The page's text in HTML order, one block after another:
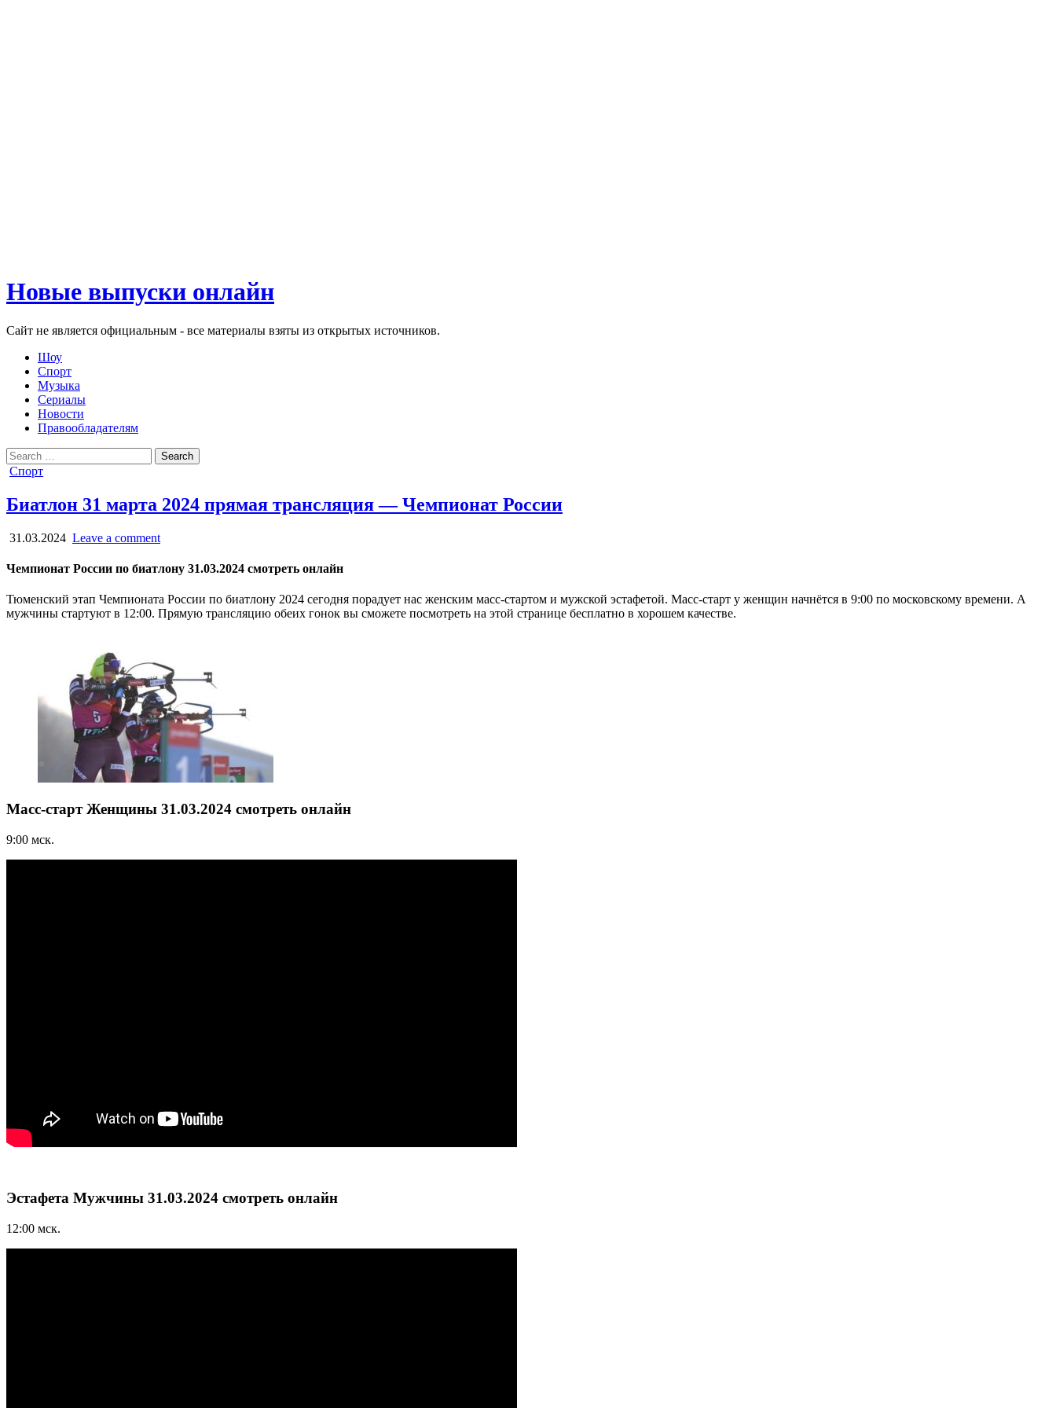
Новые выпуски онлайн
Сайт не является официальным - все материалы взяты из открытых источников.
Шоу
Спорт
Музыка
Сериалы
Новости
Правообладателям
Search
for:
Posted
Спорт
Биатлон 31 марта 2024 прямая трансляция — Чемпионат России
31.03.2024 Leave a comment
Чемпионат России по биатлону 31.03.2024 смотреть онлайн
Тюменский этап Чемпионата России по биатлону 2024 сегодня порадует нас женским масс-стартом и мужской эстафетой. Масс-старт у женщин начнётся в 9:00 по московскому времени. А
мужчины стартуют в 12:00. Прямую трансляцию обеих гонок вы сможете посмотреть на этой странице бесплатно в хорошем качестве.
Масс-старт Женщины 31.03.2024 смотреть онлайн
9:00 мск.
Эстафета Мужчины 31.03.2024 смотреть онлайн
12:00 мск.